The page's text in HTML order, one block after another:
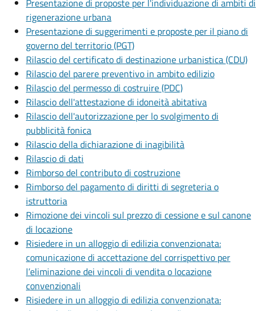
Presentazione di proposte per l'individuazione di ambiti di
rigenerazione urbana
Presentazione di suggerimenti e proposte per il piano di
governo del territorio (PGT)
Rilascio del certificato di destinazione urbanistica (CDU)
Rilascio del parere preventivo in ambito edilizio
Rilascio del permesso di costruire (PDC)
Rilascio dell'attestazione di idoneità abitativa
Rilascio dell'autorizzazione per lo svolgimento di
pubblicità fonica
Rilascio della dichiarazione di inagibilità
Rilascio di dati
Rimborso del contributo di costruzione
Rimborso del pagamento di diritti di segreteria o
istruttoria
Rimozione dei vincoli sul prezzo di cessione e sul canone
di locazione
Risiedere in un alloggio di edilizia convenzionata:
comunicazione di accettazione del corrispettivo per
l’eliminazione dei vincoli di vendita o locazione
convenzionali
Risiedere in un alloggio di edilizia convenzionata: